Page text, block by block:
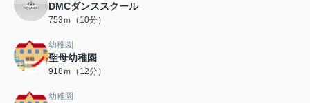
DMCダンススクール
753ｍ（10分）
幼稚園
聖母幼稚園
918ｍ（12分）
幼稚園